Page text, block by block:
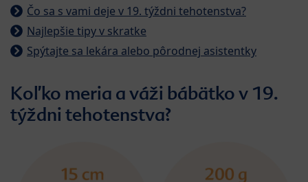
Čo sa s vami deje v 19. týždni tehotenstva?
Najlepšie tipy v skratke
Spýtajte sa lekára alebo pôrodnej asistentky
Koľko meria a váži bábätko v 19.
týždni tehotenstva?